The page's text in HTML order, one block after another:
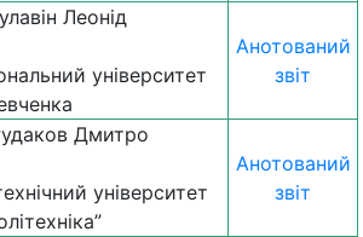
Леонід
університет
Анотований
звіт
Дмитро
університет
Анотований
звіт